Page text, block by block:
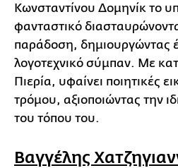
Κωνσταντίνου Δομηνίκ το
φανταστικό
παράδοση, δημιουργώντας
λογοτεχνικό σύμπαν. Με
Πιερία, υφαίνει ποιητικές
τρόμου, αξιοποιώντας την
του τόπου του.
Βαγγέλης